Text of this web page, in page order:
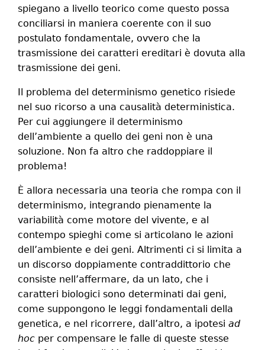
spiegano a livello teorico come questo possa
conciliarsi in maniera coerente con il suo
postulato fondamentale, ovvero che la
trasmissione dei caratteri ereditari è dovuta alla
trasmissione dei geni.
Il problema del determinismo genetico risiede
nel suo ricorso a una causalità deterministica.
Per cui aggiungere il determinismo
dell’ambiente a quello dei geni non è una
soluzione. Non fa altro che raddoppiare il
problema!
È allora necessaria una teoria che rompa con il
determinismo, integrando pienamente la
variabilità come motore del vivente, e al
contempo spieghi come si articolano le azioni
dell’ambiente e dei geni. Altrimenti ci si limita a
un discorso doppiamente contraddittorio che
consiste nell’affermare, da un lato, che i
caratteri biologici sono determinati dai geni,
come suppongono le leggi fondamentali della
genetica, e nel ricorrere, dall’altro, a ipotesi ad
hoc per compensare le falle di queste stesse